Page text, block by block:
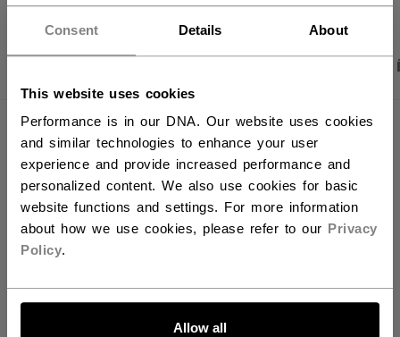
Consent Details About
This website uses cookies
Performance is in our DNA. Our website uses cookies
and similar technologies to enhance your user
experience and provide increased performance and
personalized content. We also use cookies for basic
website functions and settings. For more information
about how we use cookies, please refer to our Privacy
Policy.
Allow all
produits aux États-Unis ?
ALLONS-Y !
CARACTÉRISTIQUES
IDENTIFICATION
SSPLCMPK-NA
GROUPE D'ÂGE
N/A
COLLECTION